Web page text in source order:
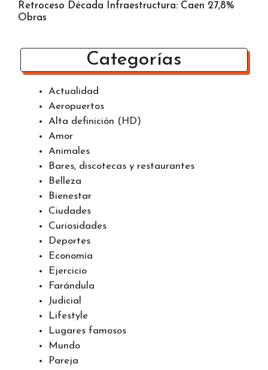
Retroceso Década Infraestructura: Caen 27,8%
Obras
Categorías
Actualidad
Aeropuertos
Alta definición (HD)
Amor
Animales
Bares, discotecas y restaurantes
Belleza
Bienestar
Ciudades
Curiosidades
Deportes
Economía
Ejercicio
Farándula
Judicial
Lifestyle
Lugares famosos
Mundo
Pareja